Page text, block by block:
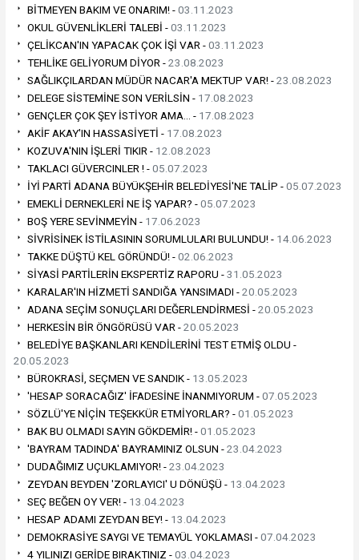
BİTMEYEN BAKIM VE ONARIM! -03.11.2023
OKUL GÜVENLİKLERİ TALEBİ -03.11.2023
ÇELİKCAN'IN YAPACAK ÇOK İŞİ VAR -03.11.2023
TEHLİKE GELİYORUM DİYOR -23.08.2023
SAĞLIKÇILARDAN MÜDÜR NACAR'A MEKTUP VAR! -23.08.2023
DELEGE SİSTEMİNE SON VERİLSİN - 17.08.2023
GENÇLER ÇOK ŞEY İSTİYOR AMA… - 17.08.2023
AKİF AKAY'IN HASSASİYETİ - 17.08.2023
KOZUVA'NIN İŞLERİ TIKIR - 12.08.2023
TAKLACI GÜVERCINLER ! -05.07.2023
İYİ PARTİ ADANA BÜYÜKŞEHİR BELEDİYESİ'NE TALİP -05.07.2023
EMEKLİ DERNEKLERİ NE İŞ YAPAR? -05.07.2023
BOŞ YERE SEVİNMEYİN - 17.06.2023
SİVRİSİNEK İSTİLASININ SORUMLULARI BULUNDU! - 14.06.2023
TAKKE DÜŞTÜ KEL GÖRÜNDÜ! -02.06.2023
SİYASİ PARTİLERİN EKSPERTİZ RAPORU -31.05.2023
KARALAR'IN HİZMETİ SANDIĞA YANSIMADI -20.05.2023
ADANA SEÇİM SONUÇLARI DEĞERLENDİRMESİ -20.05.2023
HERKESİN BİR ÖNGÖRÜSÜ VAR -20.05.2023
BELEDİYE BAŞKANLARI KENDİLERİNİ TEST ETMİŞ OLDU -
20.05.2023
BÜROKRASİ, SEÇMEN VE SANDIK - 13.05.2023
'HESAP SORACAĞIZ' İFADESİNE İNANMIYORUM -07.05.2023
SÖZLÜ'YE NİÇİN TEŞEKKÜR ETMİYORLAR? -01.05.2023
BAK BU OLMADI SAYIN GÖKDEMİR! -01.05.2023
'BAYRAM TADINDA' BAYRAMINIZ OLSUN -23.04.2023
DUDAĞIMIZ UÇUKLAMIYOR! -23.04.2023
ZEYDAN BEYDEN 'ZORLAYICI' U DÖNÜŞÜ - 13.04.2023
SEÇ BEĞEN OY VER! - 13.04.2023
HESAP ADAMI ZEYDAN BEY! - 13.04.2023
DEMOKRASİYE SAYGI VE TEMAYÜL YOKLAMASI -07.04.2023
4 YILINIZI GERİDE BIRAKTINIZ -03.04.2023